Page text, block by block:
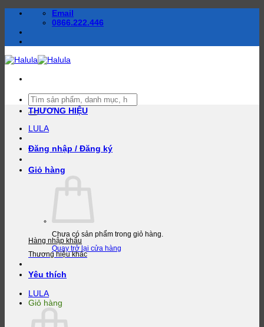
dung
Email
0866.222.446
Tìm
kiếm:
LULA
Đăng nhập / Đăng ký
Giỏ hàng
Chưa có sản phẩm trong giỏ hàng.
Quay trở lại cửa hàng
Yêu thích
LULA
Giỏ hàng
THƯƠNG HIỆU
Hàng nhập khẩu
Thương hiệu khác